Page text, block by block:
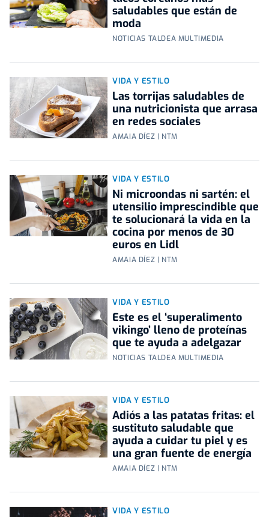
saludables que están de
moda
NOTICIAS TALDEA MULTIMEDIA
VIDA Y ESTILO
Las torrijas saludables de
una nutricionista que arrasa
en redes sociales
AMAIA DÍEZ | NTM
VIDA Y ESTILO
Ni microondas ni sartén: el
utensilio imprescindible que
te solucionará la vida en la
cocina por menos de 30
euros en Lidl
AMAIA DÍEZ | NTM
VIDA Y ESTILO
Este es el ‘superalimento
vikingo’ lleno de proteínas
que te ayuda a adelgazar
NOTICIAS TALDEA MULTIMEDIA
VIDA Y ESTILO
Adiós a las patatas fritas: el
sustituto saludable que
ayuda a cuidar tu piel y es
una gran fuente de energía
AMAIA DÍEZ | NTM
VIDA Y ESTILO